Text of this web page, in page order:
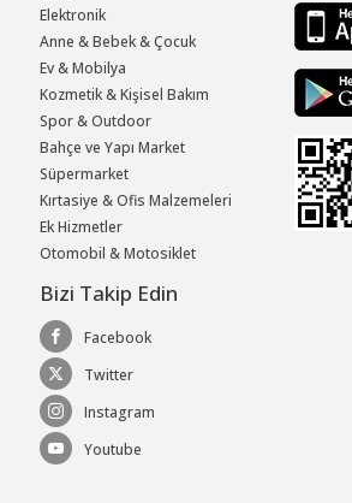
Elektronik
Anne & Bebek & Çocuk
Ev & Mobilya
Kozmetik & Kişisel Bakım
Spor & Outdoor
Bahçe ve Yapı Market
Süpermarket
Kırtasiye & Ofis Malzemeleri
Ek Hizmetler
Otomobil & Motosiklet
Bizi Takip Edin
Facebook
Twitter
Instagram
Youtube